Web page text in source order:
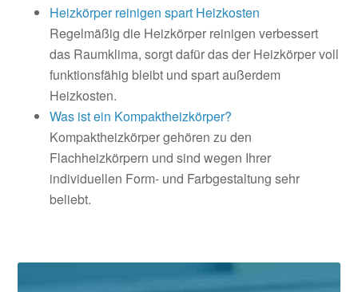
Heizkörper reinigen spart Heizkosten
Regelmäßig die Heizkörper reinigen verbessert
das Raumklima, sorgt dafür das der Heizkörper voll
funktionsfähig bleibt und spart außerdem
Heizkosten.
Was ist ein Kompaktheizkörper?
Kompaktheizkörper gehören zu den
Flachheizkörpern und sind wegen Ihrer
individuellen Form- und Farbgestaltung sehr
beliebt.
Seitenspalte